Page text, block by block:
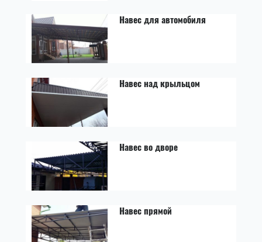
Навес для автомобиля
Навес над крыльцом
Навес во дворе
Навес прямой